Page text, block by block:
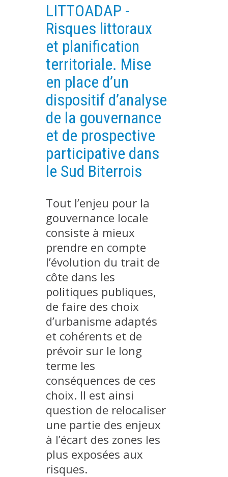
PROJETS TERMINÉS
NOS RÉSEAUX SCIENTIFIQUES ET TECHNIQUES
SÉMINAIRES RÉGULIERS
FORMATION
INGÉNIEUR
FORMATION CONTINUE
FORMATION DOCTORALE
THÈSES EN COURS
PRODUCTION
PUBLICATIONS SUR HAL
WORKING PAPERS
NOTES THÉMATIQUES
NOS TRAVAUX EN VIDÉO
LITTOADAP -
Risques littoraux
et planification
territoriale. Mise
en place d’un
dispositif d’analyse
de la gouvernance
et de prospective
participative dans
le Sud Biterrois
Tout l’enjeu pour la
gouvernance locale
consiste à mieux
prendre en compte
l’évolution du trait de
côte dans les
politiques publiques,
de faire des choix
d’urbanisme adaptés
et cohérents et de
prévoir sur le long
terme les
conséquences de ces
choix. Il est ainsi
question de relocaliser
une partie des enjeux
à l’écart des zones les
plus exposées aux
risques.